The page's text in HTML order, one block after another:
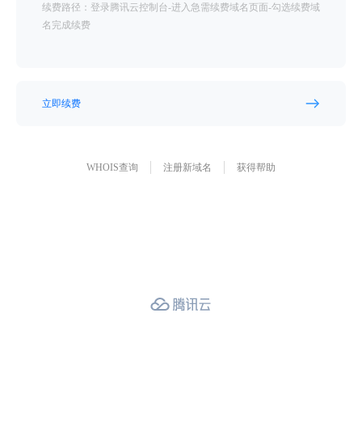
续费路径：登录腾讯云控制台-进入急需续费域名页面-勾选续费域
名完成续费
立即续费
WHOIS查询 注册新域名 获得帮助